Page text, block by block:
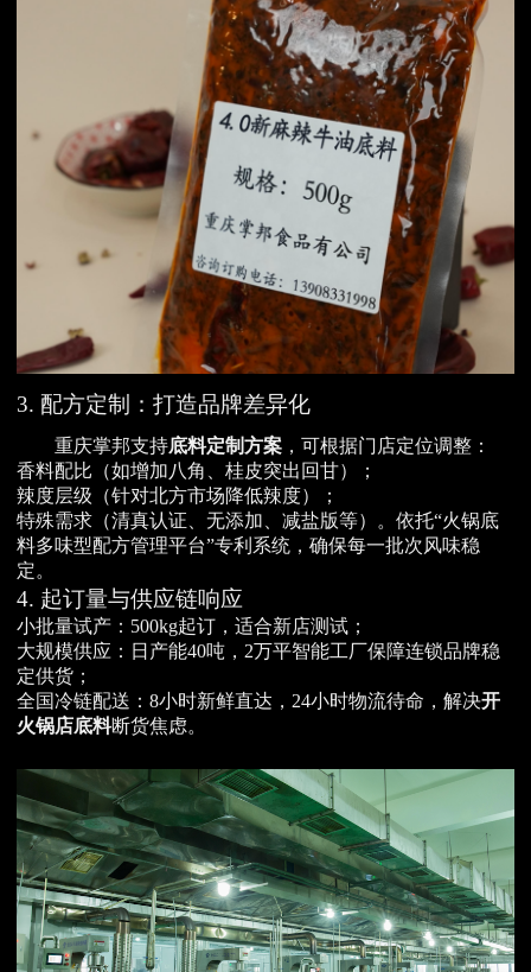
3. 配方定制：打造品牌差异化
重庆掌邦支持底料定制方案 ，可根据门店定位调整：
香料配比（如增加八角、桂皮突出回甘）；
辣度层级（针对北方市场降低辣度）；
特殊需求（清真认证、无添加、减盐版等）。依托“火锅底
料多味型配方管理平台”专利系统，确保每一批次风味稳
定。
4. 起订量与供应链响应
小批量试产：500kg起订，适合新店测试；
大规模供应：日产能40吨，2万平智能工厂保障连锁品牌稳
定供货；
全国冷链配送：8小时新鲜直达，24小时物流待命，解决开
火锅店底料断货焦虑。